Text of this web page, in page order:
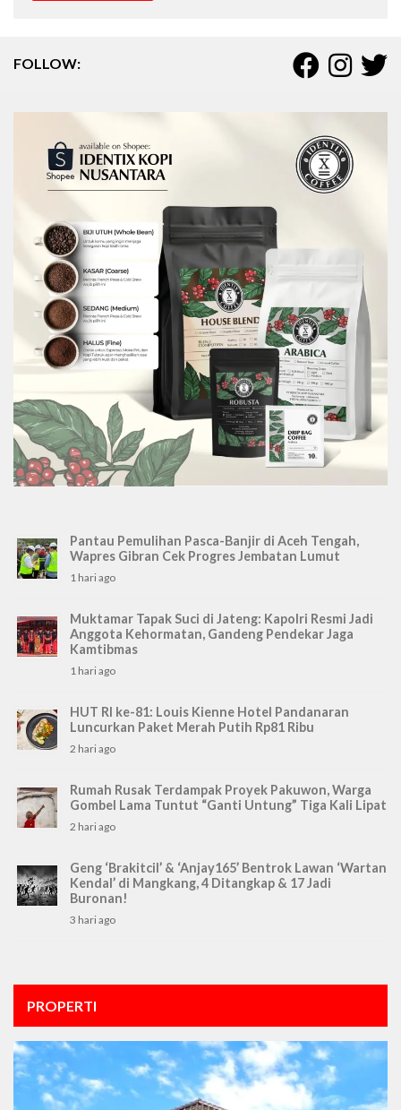
FOLLOW:
Pantau Pemulihan Pasca-Banjir di Aceh Tengah,
Wapres Gibran Cek Progres Jembatan Lumut
1 hari ago
Muktamar Tapak Suci di Jateng: Kapolri Resmi Jadi
Anggota Kehormatan, Gandeng Pendekar Jaga
Kamtibmas
1 hari ago
HUT RI ke-81: Louis Kienne Hotel Pandanaran
Luncurkan Paket Merah Putih Rp81 Ribu
2 hari ago
Rumah Rusak Terdampak Proyek Pakuwon, Warga
Gombel Lama Tuntut “Ganti Untung” Tiga Kali Lipat
2 hari ago
Geng ‘Brakitcil’ & ‘Anjay165’ Bentrok Lawan ‘Wartan
Kendal’ di Mangkang, 4 Ditangkap & 17 Jadi
Buronan!
3 hari ago
PROPERTI